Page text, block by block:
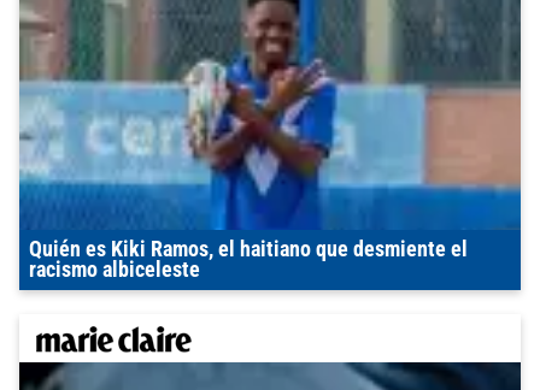
Quién es Kiki Ramos, el haitiano que desmiente el
racismo albiceleste